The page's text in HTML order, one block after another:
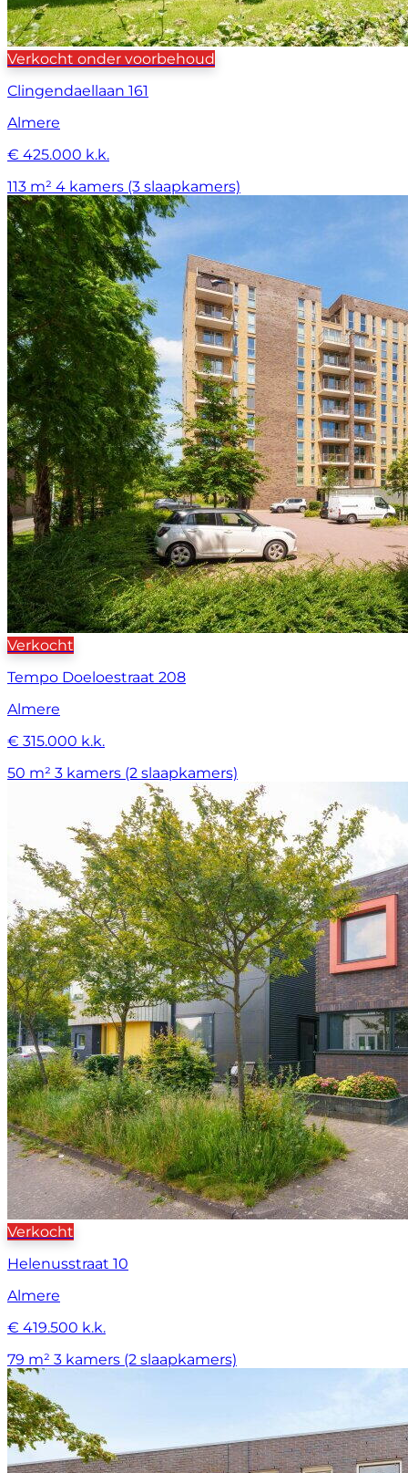
Verkocht onder voorbehoud
Clingendaellaan 161
Almere
€ 425.000 k.k.
113 m² 4 kamers (3 slaapkamers)
Verkocht
Tempo Doeloestraat 208
Almere
€ 315.000 k.k.
50 m² 3 kamers (2 slaapkamers)
Verkocht
Helenusstraat 10
Almere
€ 419.500 k.k.
79 m² 3 kamers (2 slaapkamers)